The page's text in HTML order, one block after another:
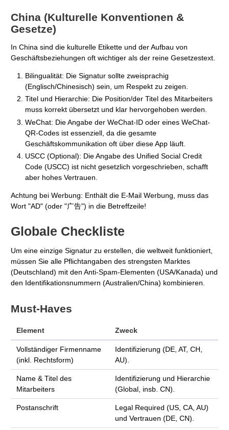
China (Kulturelle Konventionen &
Gesetze)
In China sind die kulturelle Etikette und der Aufbau von
Geschäftsbeziehungen oft wichtiger als der reine Gesetzestext.
Bilingualität: Die Signatur sollte zweisprachig
(Englisch/Chinesisch) sein, um Respekt zu zeigen.
Titel und Hierarchie: Die Position/der Titel des Mitarbeiters
muss korrekt übersetzt und klar hervorgehoben werden.
WeChat: Die Angabe der WeChat-ID oder eines WeChat-
QR-Codes ist essenziell, da die gesamte
Geschäftskommunikation oft über diese App läuft.
USCC (Optional): Die Angabe des Unified Social Credit
Code (USCC) ist nicht gesetzlich vorgeschrieben, schafft
aber hohes Vertrauen.
Achtung bei Werbung: Enthält die E-Mail Werbung, muss das
Wort "AD" (oder "广告") in die Betreffzeile!
Globale Checkliste
Um eine einzige Signatur zu erstellen, die weltweit funktioniert,
müssen Sie alle Pflichtangaben des strengsten Marktes
(Deutschland) mit den Anti-Spam-Elementen (USA/Kanada) und
den Identifikationsnummern (Australien/China) kombinieren.
Must-Haves
Element Zweck
Vollständiger Firmenname
(inkl. Rechtsform)
Identifizierung (DE, AT, CH,
AU).
Name & Titel des
Mitarbeiters
Identifizierung und Hierarchie
(Global, insb. CN).
Postanschrift
Legal Required (US, CA, AU)
und Vertrauen (DE, CN).